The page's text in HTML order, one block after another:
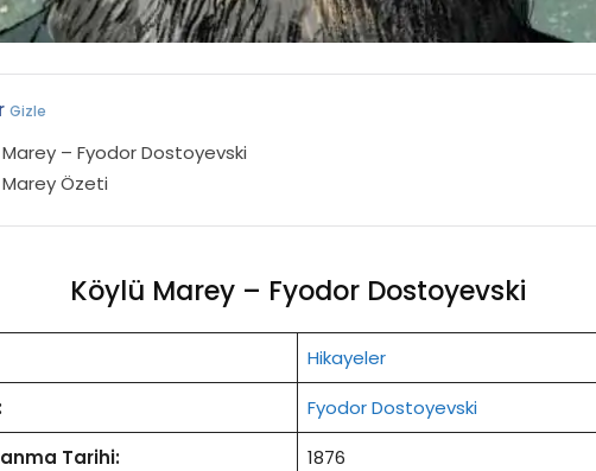
Gizle
– Fyodor Dostoyevski
Özeti
Köylü Marey – Fyodor Dostoyevski
Hikayeler
Fyodor Dostoyevski
Tarihi:
1876